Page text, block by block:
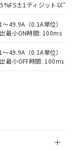
ディジット以下
～49.9A（0.1A単位）
最小ON時間: 100ms（
～49.9A（0.1A単位）
最小OFF時間: 100ms（